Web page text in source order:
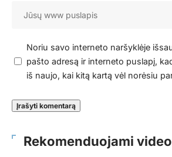
Noriu savo interneto naršyklėje
pašto adresą ir interneto puslapį,
iš naujo, kai kitą kartą vėl norėsiu
Rekomenduojami video